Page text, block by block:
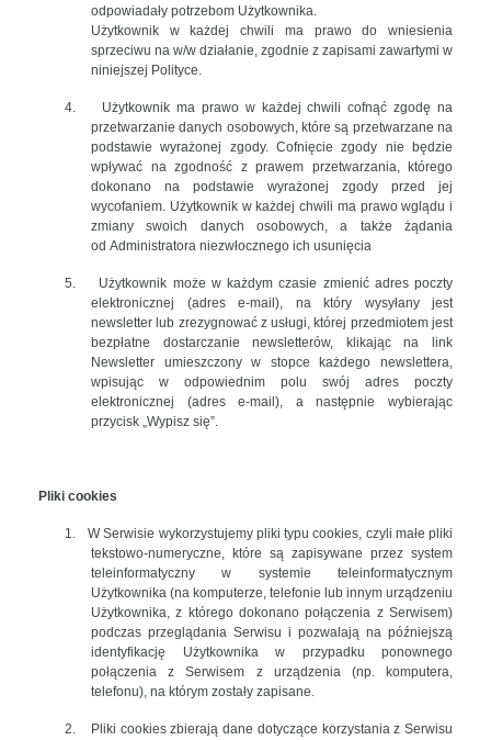
odpowiadały potrzebom Użytkownika.
Użytkownik w każdej chwili ma prawo do wniesienia
sprzeciwu na w/w działanie, zgodnie z zapisami zawartymi w
niniejszej Polityce.
4.
Użytkownik ma prawo w każdej chwili cofnąć zgodę na
przetwarzanie danych osobowych, które są przetwarzane na
podstawie wyrażonej zgody. Cofnięcie zgody nie będzie
wpływać na zgodność z prawem przetwarzania, którego
dokonano na podstawie wyrażonej zgody przed jej
wycofaniem. Użytkownik w każdej chwili ma prawo wglądu i
zmiany swoich danych osobowych, a także żądania
od Administratora niezwłocznego ich usunięcia
5.
Użytkownik może w każdym czasie zmienić adres poczty
elektronicznej (adres e-mail), na który wysyłany jest
newsletter lub zrezygnować z usługi, której przedmiotem jest
bezpłatne dostarczanie newsletterów, klikając na link
Newsletter umieszczony w stopce każdego newslettera,
wpisując w odpowiednim polu swój adres poczty
elektronicznej (adres e-mail), a następnie wybierając
przycisk „Wypisz się”.
Pliki cookies
1.
W Serwisie wykorzystujemy pliki typu cookies, czyli małe pliki
tekstowo-numeryczne, które są zapisywane przez system
teleinformatyczny w systemie teleinformatycznym
Użytkownika (na komputerze, telefonie lub innym urządzeniu
Użytkownika, z którego dokonano połączenia z Serwisem)
podczas przeglądania Serwisu i pozwalają na późniejszą
identyfikację Użytkownika w przypadku ponownego
połączenia z Serwisem z urządzenia (np. komputera,
telefonu), na którym zostały zapisane.
2.
Pliki cookies zbierają dane dotyczące korzystania z Serwisu